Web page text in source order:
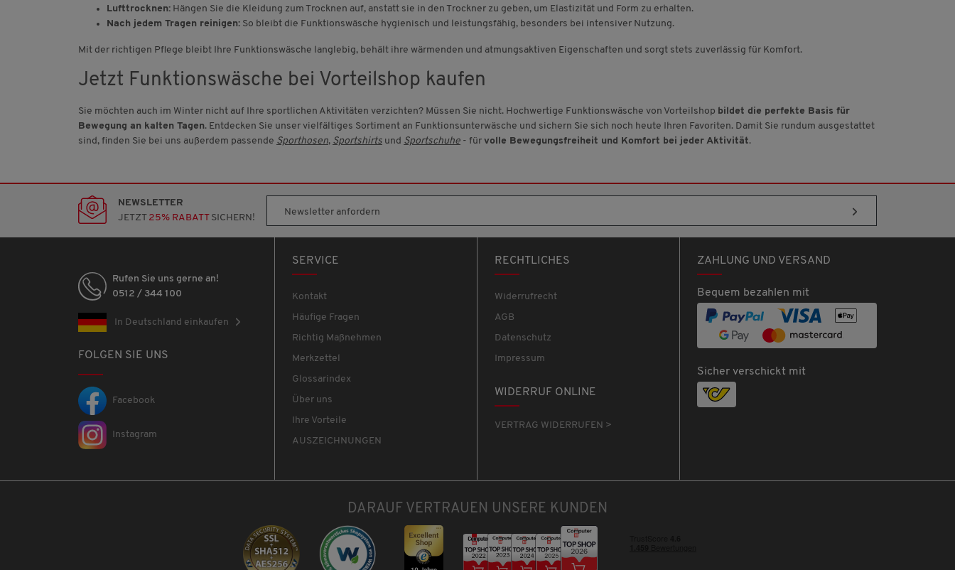
Lufttrocknen: Hängen Sie die Kleidung zum Trocknen auf, anstatt sie in den Trockner zu geben, um Elastizität und Form zu erhalten.
Nach jedem Tragen reinigen: So bleibt die Funktionswäsche hygienisch und leistungsfähig, besonders bei intensiver Nutzung.
Mit der richtigen Pflege bleibt Ihre Funktionswäsche langlebig, behält ihre wärmenden und atmungsaktiven Eigenschaften und sorgt stets zuverlässig für Komfort.
Jetzt Funktionswäsche bei Vorteilshop kaufen
Sie möchten auch im Winter nicht auf Ihre sportlichen Aktivitäten verzichten? Müssen Sie nicht. Hochwertige Funktionswäsche von Vorteilshop bildet die perfekte Basis für
Bewegung an kalten Tagen. Entdecken Sie unser vielfältiges Sortiment an Funktionsunterwäsche und sichern Sie sich noch heute Ihren Favoriten. Damit Sie rundum ausgestattet
sind, finden Sie bei uns außerdem passende Sporthosen, Sportshirts und Sportschuhe - für volle Bewegungsfreiheit und Komfort bei jeder Aktivität.
NEWSLETTER
JETZT 25% RABATTSICHERN!
Newsletter anfordern
Rufen Sie uns gerne an!
0512 / 344 100
In Deutschland einkaufen
FOLGEN SIE UNS
Facebook
Instagram
SERVICE
Kontakt
Häufige Fragen
Richtig Maßnehmen
Merkzettel
Glossarindex
Über uns
Ihre Vorteile
AUSZEICHNUNGEN
RECHTLICHES
Widerrufrecht
AGB
Datenschutz
Impressum
WIDERRUF ONLINE
VERTRAG WIDERRUFEN >
ZAHLUNG UND VERSAND
Bequem bezahlen mit
Sicher verschickt mit
DARAUF VERTRAUEN UNSERE KUNDEN